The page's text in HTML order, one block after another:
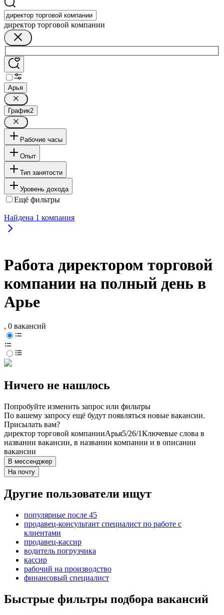
директор торговой компании
Арья
График2
Рабочие часы
Опыт
Тип занятости
Уровень дохода
Ещё фильтры
Найдена 1 компания
Работа директором торговой
компании на полный день в
Арье
, 0 вакансий
Ничего не нашлось
Попробуйте изменить запрос или фильтры
По вашему запросу ещё будут появляться новые вакансии.
Присылать вам?
директор торговой компанииАрья5/26/1Ключевые слова в
названии вакансии, в названии компании и в описании
вакансии
В мессенджер
На почту
Другие пользователи ищут
популярные после 45
продавец-консультант специалист по работе с
клиентами
продавец-кассир
водитель погрузчика
кассир
рабочий на производство
финансовый специалист
Быстрые фильтры подбора вакансий